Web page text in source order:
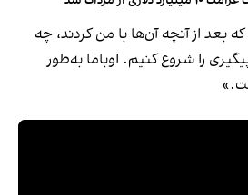
بعد از آنچه آن‌ها با من کردند، چه
را شروع کنیم. اوباما به‌طور